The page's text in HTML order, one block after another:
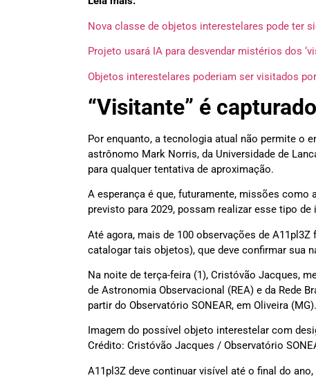
Nova classe de objetos interestelares pode ter
Projeto usará IA para desvendar mistérios dos
Objetos interestelares poderiam ser visitados
“Visitante” é
Por enquanto, a tecnologia atual não permite o
astrônomo Mark Norris, da Universidade de
para qualquer tentativa de aproximação.
A esperança é que, futuramente, missões como
previsto para 2029, possam realizar esse tipo de
Até agora, mais de 100 observações de
catalogar tais objetos), que deve confirmar sua
Na noite de terça-feira (1), Cristóvão Jacques,
de Astronomia Observacional (REA) e da Rede
partir do Observatório SONEAR, em Oliveira (MG).
Imagem do possível objeto interestelar com
Crédito: Cristóvão Jacques / Observatório
A11pl3Z deve continuar visível até o final do